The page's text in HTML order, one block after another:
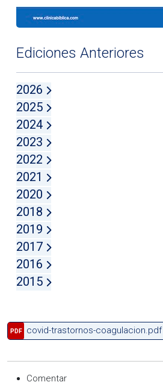
Ediciones Anteriores
2026
2025
2024
2023
2022
2021
2020
2018
2019
2017
2016
2015
PDF covid-trastornos-coagulacion.pdf
Comentar